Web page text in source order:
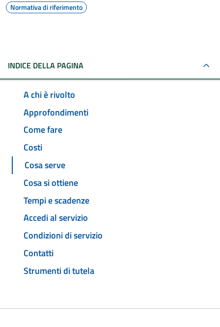
Normativa di riferimento
INDICE DELLA PAGINA
A chi è rivolto
Approfondimenti
Come fare
Costi
Cosa serve
Cosa si ottiene
Tempi e scadenze
Accedi al servizio
Condizioni di servizio
Contatti
Strumenti di tutela